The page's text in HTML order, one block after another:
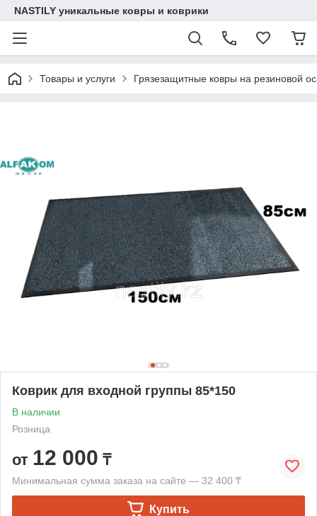
NASTILY уникальные ковры и коврики
Товары и услуги Грязезащитные ковры на резиновой
Коврик для входной группы 85*150
В наличии
Розница
от 12 000 ₸
Минимальная сумма заказа на сайте — 32 400 ₸
Купить